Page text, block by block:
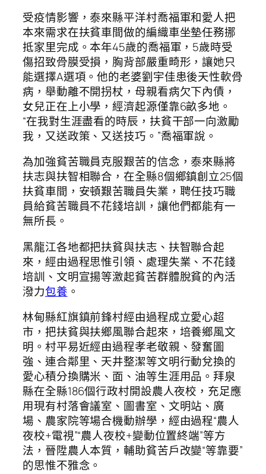
受疫情影響，泰來縣平洋村喬福軍和愛人把
本來需求在扶貧車間做的編織車坐墊任務挪
抵家里完成。本年45歲的喬福軍，5歲時受
傷招致骨膜受損，胸背部嚴重畸形，讓她只
能選擇A選項。他的老婆劉宇佳患後天性軟骨
病，舉動離不開拐杖，母親看病欠下內債，
女兒正在上小學，經濟起源僅靠6畝多地。
“在我對生涯盡看的時辰，扶貧干部一向激勵
我，又送政策、又送技巧。”喬福軍說。
為加強貧苦職員克服艱苦的信念，泰來縣將
扶志與扶智相聯合，在全縣8個鄉鎮創立25個
扶貧車間，安頓艱苦職員失業，聘任技巧職
員給貧苦職員不花錢培訓，讓他們都能有一
無所長。
黑龍江各地都把扶貧與扶志、扶智聯合起
來，經由過程思惟引領、處理失業、不花錢
培訓、文明宣揚等激起貧苦群體脫貧的內活
潑力包養 。
林甸縣紅旗鎮前鋒村經由過程成立愛心超
市，把扶貧與扶鄉風聯合起來，培養鄉風文
明。村平易近經由過程孝老敬親、發奮圖
強、連合鄰里、天井整潔等文明行動兌換的
愛心積分換購米、面、油等生涯用品。拜泉
縣在全縣186個行政村開設農人夜校，充足應
用現有村落會議室、圖書室、文明站、廣
場、農家院等場合機動辦學，經由過程“農人
夜校+電視”“農人夜校+變動位置終端”等方
法，晉陞農人本質，輔助貧苦戶改變“等靠要”
的思惟不雅念。